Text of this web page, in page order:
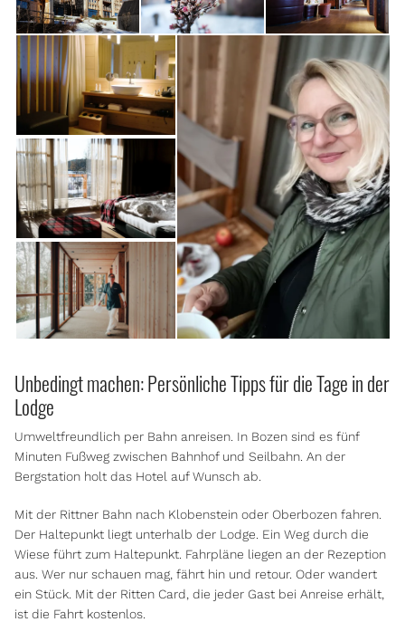
Unbedingt machen: Persönliche Tipps für die Tage in der
Lodge
Umweltfreundlich per Bahn anreisen. In Bozen sind es fünf
Minuten Fußweg zwischen Bahnhof und Seilbahn. An der
Bergstation holt das Hotel auf Wunsch ab.
Mit der Rittner Bahn nach Klobenstein oder Oberbozen fahren.
Der Haltepunkt liegt unterhalb der Lodge. Ein Weg durch die
Wiese führt zum Haltepunkt. Fahrpläne liegen an der Rezeption
aus. Wer nur schauen mag, fährt hin und retour. Oder wandert
ein Stück. Mit der Ritten Card, die jeder Gast bei Anreise erhält,
ist die Fahrt kostenlos.